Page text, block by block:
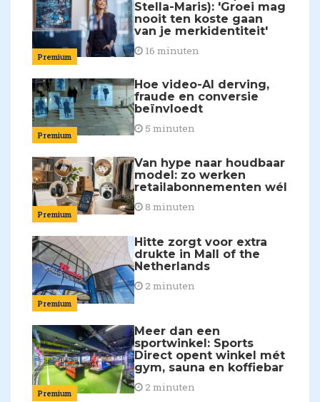
Premium
Stella-Maris): 'Groei mag
nooit ten koste gaan
van je merkidentiteit'
16 minuten
Premium
Hoe video-AI derving,
fraude en conversie
beïnvloedt
5 minuten
Premium
Van hype naar houdbaar
model: zo werken
retailabonnementen wél
8 minuten
Premium
Hitte zorgt voor extra
drukte in Mall of the
Netherlands
2 minuten
Premium
Meer dan een
sportwinkel: Sports
Direct opent winkel mét
gym, sauna en koffiebar
2 minuten